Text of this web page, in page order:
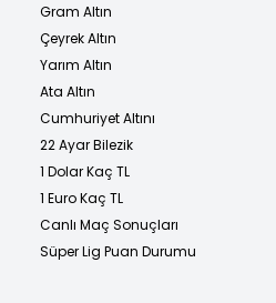
Gram Altın
Çeyrek Altın
Yarım Altın
Ata Altın
Cumhuriyet Altını
22 Ayar Bilezik
1 Dolar Kaç TL
1 Euro Kaç TL
Canlı Maç Sonuçları
Süper Lig Puan Durumu